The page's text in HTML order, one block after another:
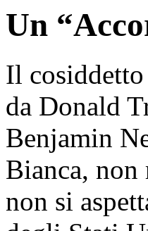
Un
Il
da Donald
Benjamin
Bianca, non
non si